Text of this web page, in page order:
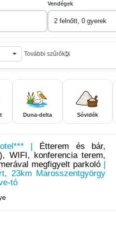
Vendégek
2 felnőtt, 0 gyerek
További szűrők
Duna-delta Sóvidék
|
Étterem és bár,
WIFI, konferencia terem,
megfigyelt parkoló
23km Marosszentgyörgy
tó